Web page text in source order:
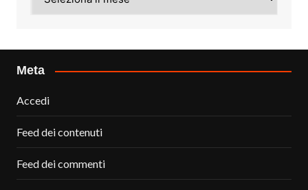
Meta
Accedi
Feed dei contenuti
Feed dei commenti